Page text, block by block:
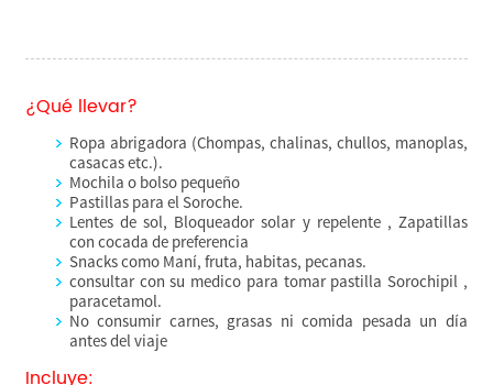
¿Qué llevar?
Ropa abrigadora (Chompas, chalinas, chullos, manoplas,
casacas etc.).
Mochila o bolso pequeño
Pastillas para el Soroche.
Lentes de sol, Bloqueador solar y repelente , Zapatillas
con cocada de preferencia
Snacks como Maní, fruta, habitas, pecanas.
consultar con su medico para tomar pastilla Sorochipil ,
paracetamol.
No consumir carnes, grasas ni comida pesada un día
antes del viaje
Incluye: